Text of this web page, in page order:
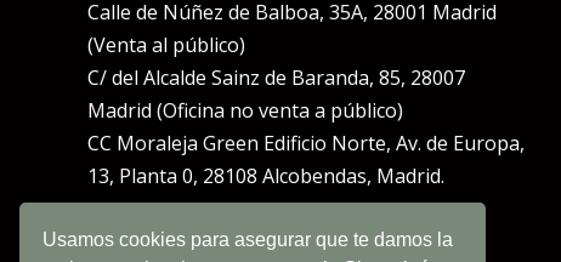
Usamos cookies para asegurar que te damos la
Calle de Núñez de Balboa, 35A, 28001 Madrid
(Venta al público)
C/ del Alcalde Sainz de Baranda, 85, 28007
Madrid (Oficina no venta a público)
CC Moraleja Green Edificio Norte, Av. de Europa,
13, Planta 0, 28108 Alcobendas, Madrid.